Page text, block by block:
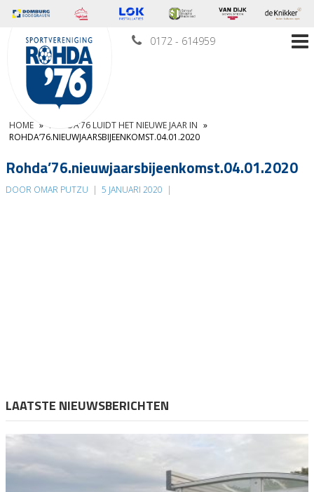
0172 - 614959
HOME » ROHDA’76 LUIDT HET NIEUWE JAAR IN »
ROHDA’76.NIEUWJAARSBIJEENKOMST.04.01.2020
Rohda’76.nieuwjaarsbijeenkomst.04.01.2020
DOOR OMAR PUTZU | 5 JANUARI 2020 |
LAATSTE NIEUWSBERICHTEN